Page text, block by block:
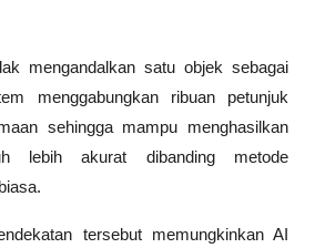
mengandalkan satu objek sebagai
menggabungkan ribuan petunjuk
sehingga mampu menghasilkan
lebih akurat dibanding metode
tersebut memungkinkan AI